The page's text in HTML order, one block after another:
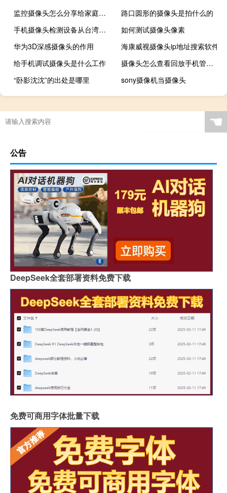
监控摄像头怎么分享给家庭成员
路口圆形的摄像头是拍什么的
手机摄像头检测设备从台湾进口回来的关税是多少
如何测试摄像头像素
华为3D深感摄像头的作用
海康威视摄像头ip地址搜索软件
给手机调试摄像头是什么工作
摄像头怎么查看回放手机管几天
“卧影沈沈”的出处是哪里
sony摄像机当摄像头
☚
公告
DeepSeek全套部署资料免费下载
免费可商用字体批量下载